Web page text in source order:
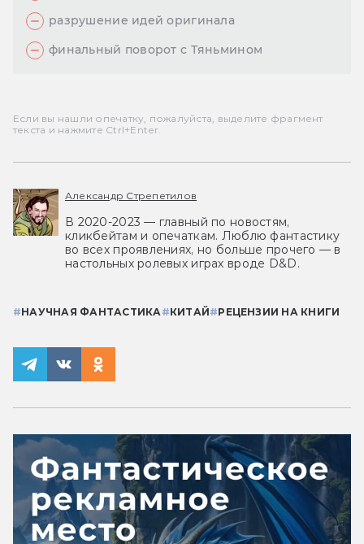
разрушение идей оригинала
финальный поворот с Тяньмином
Если вы нашли опечатку, пожалуйста, выделите фрагмент
текста и нажмите Ctrl+Enter.
Александр Стрепетилов
В 2020-2023 — главный по новостям,
кликбейтам и опечаткам. Люблю фантастику
во всех проявлениях, но больше прочего — в
настольных ролевых играх вроде D&D.
#НАУЧНАЯ ФАНТАСТИКА#КИТАЙ#РЕЦЕНЗИИ НА КНИГИ